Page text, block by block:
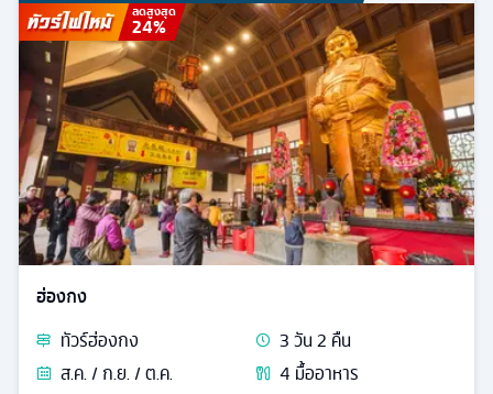
ลดสูงสุด
24%
ฮ่องกง
ทัวร์ฮ่องกง 3วัน2 คืน
ส.ค. / ก.ย. / ต.ค.
4 มื้ออาหาร